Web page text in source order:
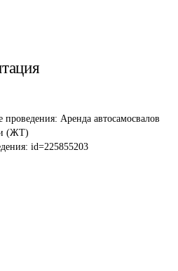
проведения: Аренда автосамосвалов
(ЖТ)
id=225855203